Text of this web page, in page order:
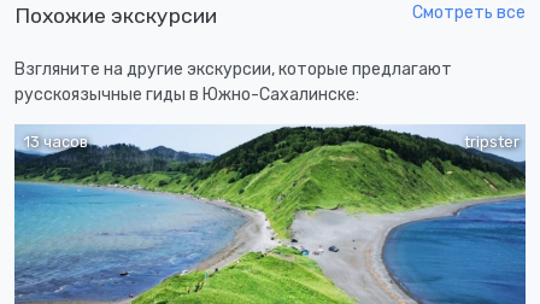
Похожие экскурсии Смотреть все
Взгляните на другие экскурсии, которые предлагают
русскоязычные гиды в Южно-Сахалинске:
tripster
13 часов